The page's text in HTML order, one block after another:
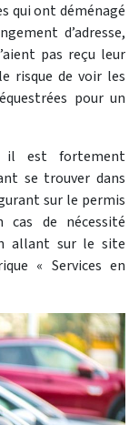
qui ont déménagé
d’adresse,
pas reçu leur
risque de voir les
pour un
il est fortement
se trouver dans
sur le permis
de nécessité
allant sur le site
« Services en